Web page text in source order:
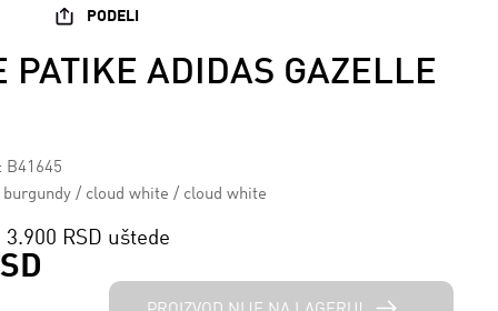
PODELI
PATIKE ADIDAS GAZELLE
B41645
/ cloud white / cloud white
3.900 RSD uštede